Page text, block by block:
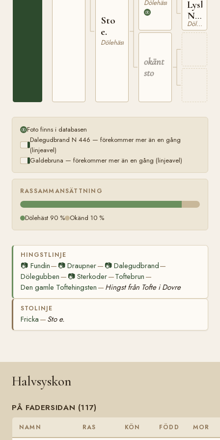
Sto
e.
Dölehäst
N
620
Dölehäst
okänt
sto
N
750
Dölehäst
Foto finns i databasen
Dalegudbrand N 446 — förekommer mer än en gång
(linjeavel)
Galdebruna — förekommer mer än en gång (linjeavel)
RASSAMMANSÄTTNING
Dölehäst 90 % Okänd 10 %
HINGSTLINJE
📷 Fundin— 📷Draupner— 📷 Dalegudbrand—
Dölegubben — 📷Sterkoder—Toftebrun —
Den gamle Toftehingsten — Hingst från Tofte i Dovre
STOLINJE
Fricka — Sto e.
Halvsyskon
PÅ FADERSIDAN (117)
NAMN RAS KÖN FÖDD MOR